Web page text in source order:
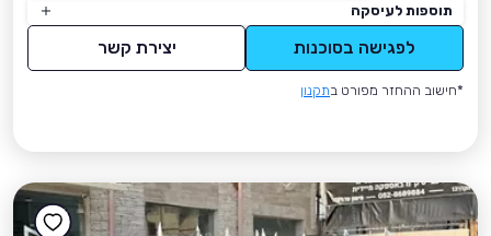
תוספות לעיסקה
לפגישה בסוכנות יצירת קשר
*חישוב ההחזר מפורט בתקנון